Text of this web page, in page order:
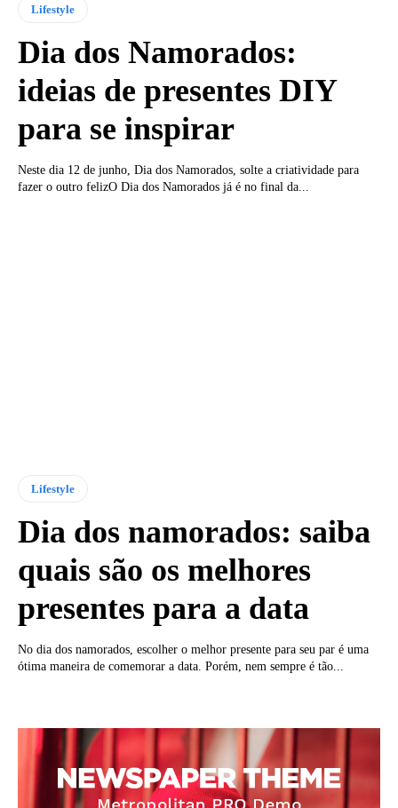
Lifestyle
Dia dos Namorados:
ideias de presentes DIY
para se inspirar
Neste dia 12 de junho, Dia dos Namorados, solte a criatividade para
fazer o outro felizO Dia dos Namorados já é no final da...
Lifestyle
Dia dos namorados: saiba
quais são os melhores
presentes para a data
No dia dos namorados, escolher o melhor presente para seu par é uma
ótima maneira de comemorar a data. Porém, nem sempre é tão...